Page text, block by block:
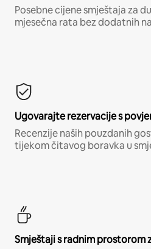
Posebne cijene smještaja za
mjesečna rata bez dodatnih
Ugovarajte rezervacije s
Recenzije naših pouzdanih
tijekom čitavog boravka u
Smještaji s radnim prostorom